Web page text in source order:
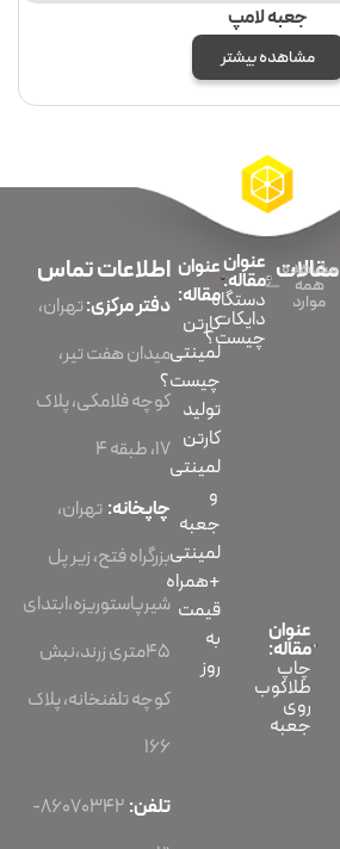
جعبه لامپ
مشاهده بیشتر
مقالات
مشاهده
همه
موارد
عنوان
مقاله:
چاپ
طلاکوب
روی
جعبه
عنوان
مقاله:
دستگاه
دایکات
چیست؟
عنوان
مقاله:
کارتن
لمینتی
چیست؟
تولید
کارتن
لمینتی
و
جعبه
لمینتی
+همراه
قیمت
به
روز
اطلاعات تماس
دفتر مرکزی:تهران،
میدان هفت تیر،
کوچه فلامکی، پلاک
۱۷، طبقه ۴
چاپخانه: تهران،
بزرگراه فتح، زیر پل
شیرپاستوریزه،ابتدای
45متری زرند،نبش
کوچه تلفنخانه، پلاک
166
تلفن:
86070342-